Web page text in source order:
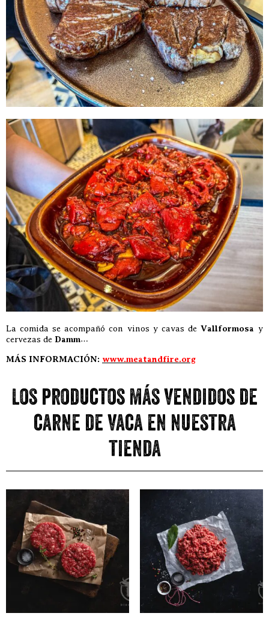
La comida se acompañó con vinos y cavas de Vallformosa y
cervezas de Damm…
MÁS INFORMACIÓN: www.meatandfire.org
Los productos más vendidos de
carne de vaca en nuestra
tienda